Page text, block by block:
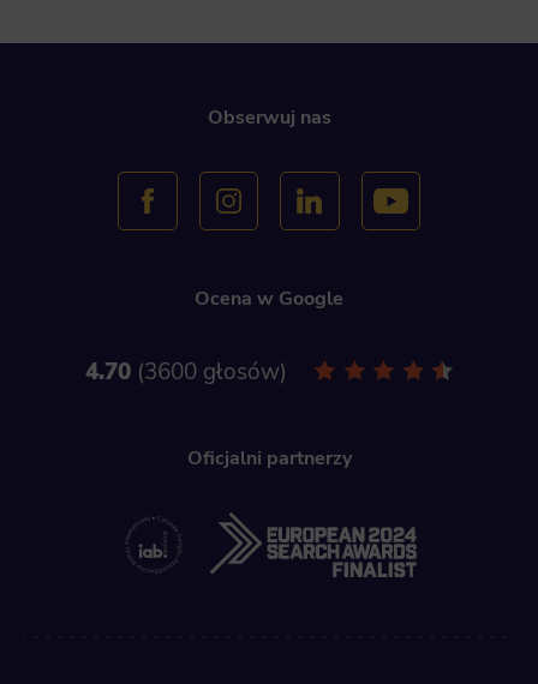
Obserwuj nas
Ocena w Google
4.70 3600 głosów
Oficjalni partnerzy